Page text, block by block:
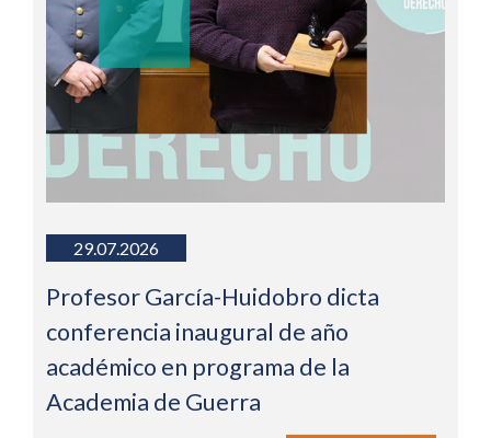
29.07.2026
Profesor García-Huidobro dicta
conferencia inaugural de año
académico en programa de la
Academia de Guerra